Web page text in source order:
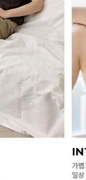
가
일